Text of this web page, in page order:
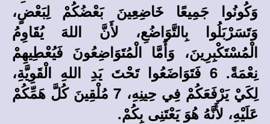
وَكُونُوا جَمِيعًا خَاضِعِينَ بَعْضُكُمْ لِبَعْضٍ،
وَتَسَرْبَلُوا بِالتَّوَاضُعِ، لأَنَّ اللهَ يُقَاوِمُ
الْمُسْتَكْبِرِينَ، وَأَمَّا الْمُتَوَاضِعُونَ فَيُعْطِيهِمْ
نِعْمَةً. 6 فَتَوَاضَعُوا تَحْتَ يَدِ اللهِ الْقَوِيَّةِ،
لِكَيْ يَرْفَعَكُمْ فِي حِينِهِ، 7 مُلْقِينَ كُلَّ هَمِّكُمْ
عَلَيْهِ، لأَنَّهُ هُوَ يَعْتَنِى بِكُمْ.